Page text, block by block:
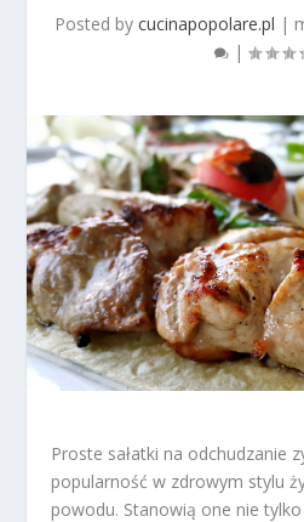
Posted by cucinapopolare.pl |
|
Proste sałatki na odchudzanie
popularność w zdrowym stylu
powodu. Stanowią one nie